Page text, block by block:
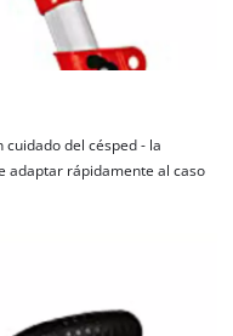
del césped - la
adaptar rápidamente al caso